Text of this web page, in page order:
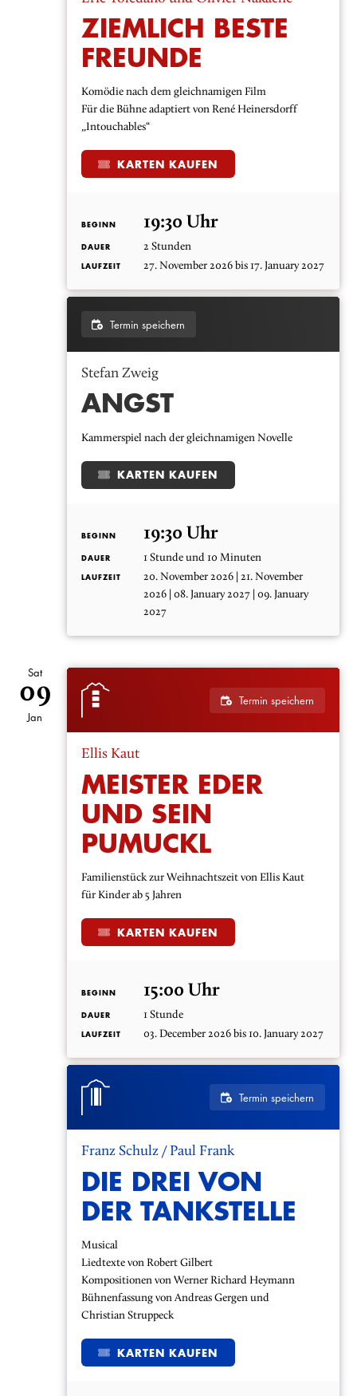
ZIEMLICH BESTE
FREUNDE
Komödie nach dem gleichnamigen Film
Für die Bühne adaptiert von René Heinersdorff
„Intouchables“
KARTEN KAUFEN
BEGINN 19:30 Uhr
DAUER 2 Stunden
LAUFZEIT 27. November 2026 bis 17. January 2027
Termin speichern
Stefan Zweig
ANGST
Kammerspiel nach der gleichnamigen Novelle
KARTEN KAUFEN
BEGINN 19:30 Uhr
DAUER 1 Stunde und 10 Minuten
LAUFZEIT
20. November 2026 | 21. November
2026 | 08. January 2027 | 09. January
2027
Sat
09
Jan
Termin speichern
Ellis Kaut
MEISTER EDER
UND SEIN
PUMUCKL
Familienstück zur Weihnachtszeit von Ellis Kaut
für Kinder ab 5 Jahren
KARTEN KAUFEN
BEGINN 15:00 Uhr
DAUER 1 Stunde
LAUFZEIT 03. December 2026 bis 10. January 2027
Termin speichern
Franz Schulz / Paul Frank
DIE DREI VON
DER TANKSTELLE
Musical
Liedtexte von Robert Gilbert
Kompositionen von Werner Richard Heymann
Bühnenfassung von Andreas Gergen und
Christian Struppeck
KARTEN KAUFEN